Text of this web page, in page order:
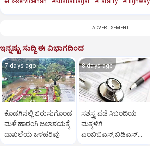
#Ex-serviceman #Kushalnagar #Fatality #Highway
ADVERTISEMENT
ಇನ್ನಷ್ಟು ಸುದ್ದಿ ಈ ವಿಭಾಗದಿಂದ
7 days ago
ಕೊಡಗಿನಲ್ಲಿ ಬಿರುಸುಗೊಂಡ
ಮಳೆ:ಹಾರಂಗಿ ಜಲಾಶಯಕ್ಕೆ
ದಾಖಲೆಯ ಒಳಹರಿವು
8 days ago
ಸಶಸ್ತ್ರ ಪಡೆ ಸಿಬಂದಿಯ
ಮಕ್ಕಳಿಗೆ
ಎಂಬಿಬಿಎಸ್‌,ಬಿಡಿಎಸ್‌